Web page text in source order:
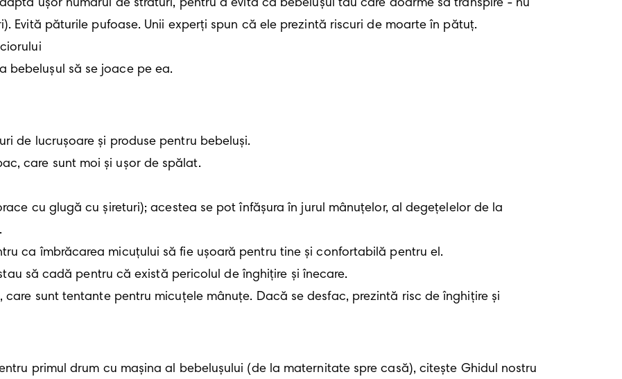
Evită păturile pufoase. Unii experți spun că ele prezintă riscuri de moarte în pătuț.
bebelușul să se joace pe ea.
de lucrușoare și produse pentru bebeluși.
primul drum cu mașina al bebelușului (de la maternitate spre casă), citește Ghidul nostru